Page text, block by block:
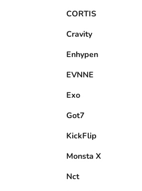
CORTIS
Cravity
Enhypen
EVNNE
Exo
Got7
KickFlip
Monsta X
Nct